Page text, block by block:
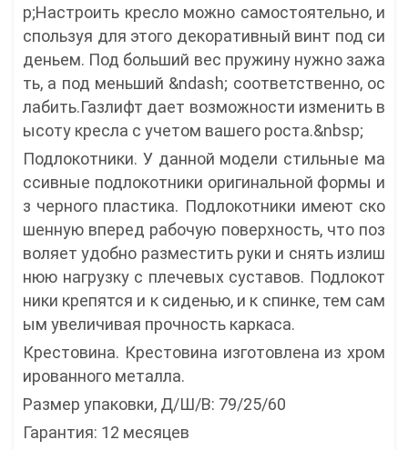
p;Настроить кресло можно самостоятельно, и
спользуя для этого декоративный винт под си
деньем. Под больший вес пружину нужно зажа
ть, а под меньший &ndash; соответственно, ос
лабить.Газлифт дает возможности изменить в
ысоту кресла с учетом вашего роста.&nbsp;
Подлокотники. У данной модели стильные ма
ссивные подлокотники оригинальной формы и
з черного пластика. Подлокотники имеют ско
шенную вперед рабочую поверхность, что поз
воляет удобно разместить руки и снять излиш
нюю нагрузку с плечевых суставов. Подлокот
ники крепятся и к сиденью, и к спинке, тем сам
ым увеличивая прочность каркаса.
Крестовина. Крестовина изготовлена ​​из хром
ированного металла.
Размер упаковки, Д/Ш/В: 79/25/60
Гарантия: 12 месяцев